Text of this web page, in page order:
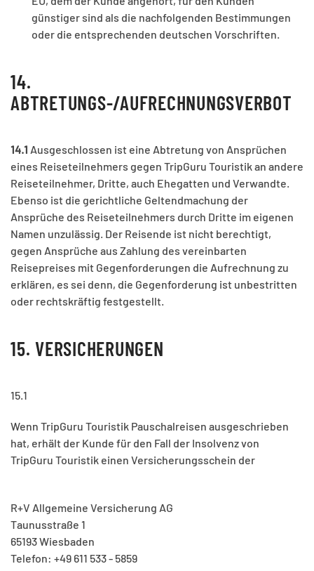
günstiger sind als die nachfolgenden Bestimmungen
oder die entsprechenden deutschen Vorschriften.
14.
ABTRETUNGS-/AUFRECHNUNGSVERBOT
14.1 Ausgeschlossen ist eine Abtretung von Ansprüchen
eines Reiseteilnehmers gegen TripGuru Touristik an andere
Reiseteilnehmer, Dritte, auch Ehegatten und Verwandte.
Ebenso ist die gerichtliche Geltendmachung der
Ansprüche des Reiseteilnehmers durch Dritte im eigenen
Namen unzulässig. Der Reisende ist nicht berechtigt,
gegen Ansprüche aus Zahlung des vereinbarten
Reisepreises mit Gegenforderungen die Aufrechnung zu
erklären, es sei denn, die Gegenforderung ist unbestritten
oder rechtskräftig festgestellt.
15. VERSICHERUNGEN
15.1
Wenn TripGuru Touristik Pauschalreisen ausgeschrieben
hat, erhält der Kunde für den Fall der Insolvenz von
TripGuru Touristik einen Versicherungsschein der
R+V Allgemeine Versicherung AG
Taunusstraße 1
65193 Wiesbaden
Telefon: +49 611 533 - 5859